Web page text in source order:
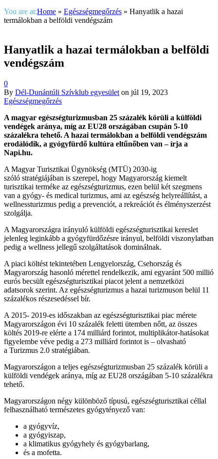
You are at:Home » Egészségmegőrzés » Hanyatlik a hazai
termálokban a belföldi vendégszám
Hanyatlik a hazai termálokban a belföldi
vendégszám
0
By Dél-Dunántúli Szívklub egyesület on júl 19, 2023
Egészségmegőrzés
A magyar egészségturizmusban 25 százalék körüli a külföldi
vendégek aránya, míg az EU28 országában csupán 5-10
százalékra tehető. A hazai termálokban a belföldi vendégszám
erodálódik, a gyógyfürdő kultúra eltűnőben van – írja a
Napi.hu.
A Magyar Turisztikai Ügynökség (MTÜ) 2030-ig
szóló stratégiájában is szerepel, hogy Magyarország kiemelt
turisztikai terméke az egészségturizmus, ezen belül két szegmens
van a gyógy- és medical turizmus, ami az egészség helyreállítást, a
wellnessturizmus pedig a prevenciót, a rekreációt és élményszerzést
szolgálja.
A Magyarországra irányuló külföldi egészségturisztikai kereslet
jelenleg leginkább a gyógyfürdőzésre irányul, belföldi viszonylatban
pedig a wellness jellegű szolgáltatások dominálnak.
A piaci költést tekintetében Lengyelország, Csehország és
Magyarország hasonló mérettel rendelkezik, ami egyaránt 500 millió
eurós becsült egészségturisztikai piacot jelent a nemzetközi
adatsorok szerint. Az egészségturizmus a hazai turizmuson belül 11
százalékos részesedéssel bír.
A 2015- 2019-es időszakban az egészségturisztikai piac mérete
Magyarországon évi 10 százalék feletti ütemben nőtt, az összes
költés 2019-re elérte a 174 milliárd forintot, multiplikátor-hatásokat
figyelembe véve pedig a 273 milliárd forintot is – olvasható
a Turizmus 2.0 stratégiában.
Magyarországon a teljes egészségturizmusban 25 százalék körüli a
külföldi vendégek aránya, míg az EU28 országában 5-10 százalékra
tehető.
Magyarországon négy különböző típusú, egészségturisztikai céllal
felhasználható természetes gyógytényező van:
a gyógyvíz,
a gyógyiszap,
a klimatikus gyógyhely és gyógybarlang,
és a mofetta.